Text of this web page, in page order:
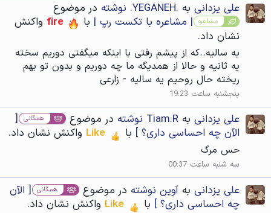
علی یزدانی به .YEGANEH. نوشته در موضوع
مشاعره | مشاعره با تکست رپ | با fire واکنش
نشان داد.
یه سالیه..که از پیشم رفتی با اینکه میگفتی دوریم سخته
یه ثانیه و حالا از همدیگه ما چه دوریم و بدون تو بهم
ریخته حال روحیم یه سالیه - زارعی
پنجشنبه ساعت 19:23
علی یزدانی به Tiam.R نوشته در موضوع همگانی [
الآن چه احساسی داری؟ ] با Like واکنش نشان داد.
حس مرگ
سه شنبه ساعت 00:37
علی یزدانی به آوین نوشته در موضوع همگانی [ الآن
چه احساسی داری؟ ] با Like واکنش نشان داد.